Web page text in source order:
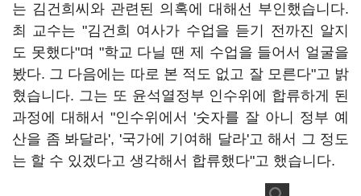
는 김건희씨와 관련된 의혹에 대해선 부인했습니다.
최 교수는 "김건희 여사가 수업을 듣기 전까진 알지
도 못했다"며 "학교 다닐 땐 제 수업을 들어서 얼굴을
봤다. 그 다음에는 따로 본 적도 없고 잘 모른다"고 밝
혔습니다. 그는 또 윤석열정부 인수위에 합류하게 된
과정에 대해서 "인수위에서 '숫자를 잘 아니 정부 예
산을 좀 봐달라', '국가에 기여해 달라'고 해서 그 정도
는 할 수 있겠다고 생각해서 합류했다"고 했습니다.